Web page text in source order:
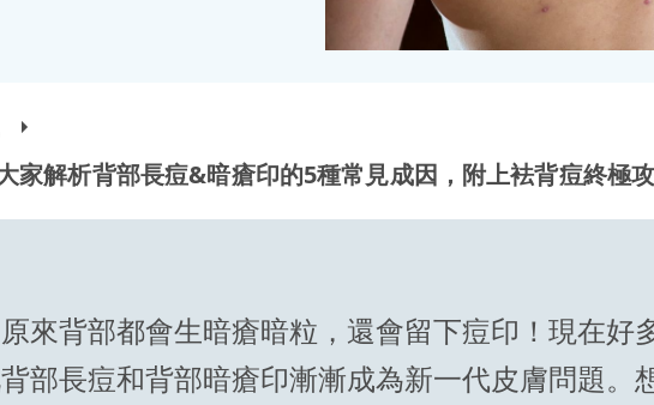
家解析背部長痘&暗瘡印的5種常見成因，附上袪背痘終極攻
來背部都會生暗瘡暗粒，還會留下痘印！現在好
部長痘和背部暗瘡印漸漸成為新一代皮膚問題。